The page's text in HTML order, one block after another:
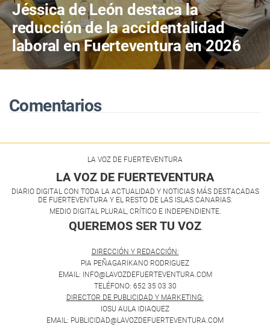
Jéssica de León destaca la
reducción de la accidentalidad
laboral en Fuerteventura en 2026
Comentarios
LA VOZ DE FUERTEVENTURA
LA VOZ DE FUERTEVENTURA
DIARIO DIGITAL CON TODA LA ACTUALIDAD Y NOTICIAS MÁS DESTACADAS
DE FUERTEVENTURA Y EL RESTO DE LAS ISLAS CANARIAS.
MEDIO DIGITAL PLURAL, CRÍTICO E INDEPENDIENTE.
QUEREMOS SER TU VOZ.
DIRECCIÓN Y REDACCIÓN:
PIA PEÑAGARIKANO RODRIGUEZ
EMAIL: INFO@LAVOZDEFUERTEVENTURA.COM
TELÉFONO: 652 35 03 30
DIRECTOR DE PUBLICIDAD Y MARKETING:
IOSU AULA IDIAQUEZ
EMAIL: PUBLICIDAD@LAVOZDEFUERTEVENTURA.COM